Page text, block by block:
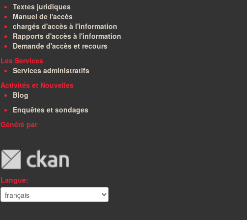
Textes juridiques
Manuel de l'accès
chargés d'accès à l'information
Rapports d'accès à l'information
Demande d'accès et recours
Les Services
Services administratifs
Activités et Nouvelles
Blog
Enquêtes et sondages
Généré par
Langue